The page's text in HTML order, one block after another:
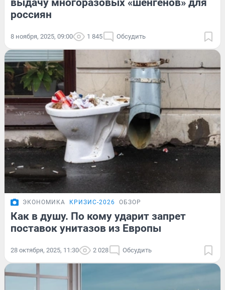
россиян
8 ноября, 2025, 09:00 1 845 Обсудить
ЭКОНОМИКА КРИЗИС-2026 ОБЗОР
Как в душу. По кому ударит запрет
поставок унитазов из Европы
28 октября, 2025, 11:30 2 028 Обсудить